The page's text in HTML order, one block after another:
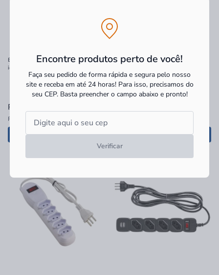
Encontre produtos perto de você!
Faça seu pedido de forma rápida e segura pelo nosso
site e receba em até 24 horas! Para isso, precisamos do
seu CEP. Basta preencher o campo abaixo e pronto!
Verificar
Extensão Vonder 5M tripolar 10A,
ideal para ligar vários aparelhos.
Compre aqui extensão de qualidade
pelo melhor preço.
R$ 58,90
R$ 58,90 no PIX
Adicionar
Filtro de Linha C/10 Tom Bivolt Pt 673
Adicionar